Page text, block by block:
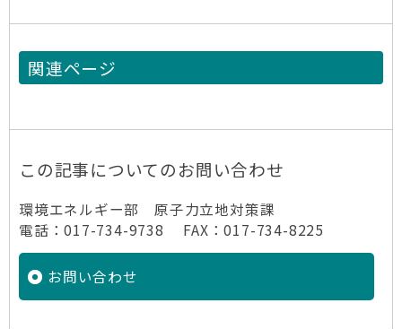
関連ページ
この記事についてのお問い合わせ
環境エネルギー部 原子力立地対策課
電話：017-734-9738 FAX：017-734-8225
お問い合わせ